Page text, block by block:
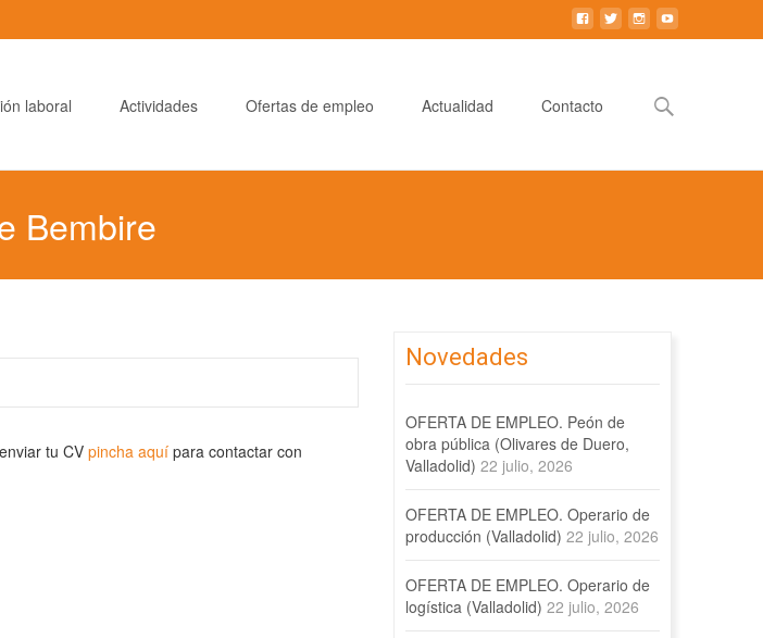
laboral Actividades Ofertas de empleo Actualidad Contacto
Buscar:
Bembire
tu CV pincha aquí para contactar con
Novedades
OFERTA DE EMPLEO. Peón de
obra pública (Olivares de Duero,
Valladolid) 22 julio, 2026
OFERTA DE EMPLEO. Operario de
producción (Valladolid) 22 julio, 2026
OFERTA DE EMPLEO. Operario de
logística (Valladolid) 22 julio, 2026